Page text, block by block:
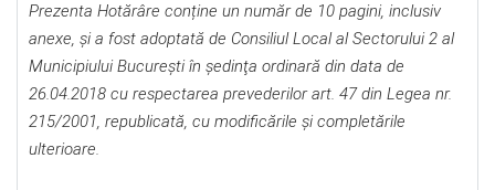
Prezenta Hotărâre conține un număr de 10 pagini, inclusiv
anexe, și a fost adoptată de Consiliul Local al Sectorului 2 al
Municipiului Bucureşti în şedinţa ordinară din data de
26.04.2018 cu respectarea prevederilor art. 47 din Legea nr.
215/2001, republicată, cu modificările şi completările
ulterioare.